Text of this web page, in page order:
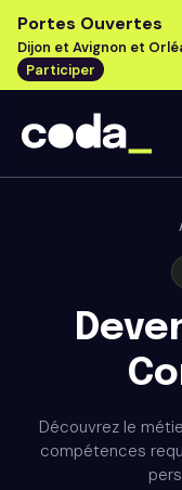
Portes Ouvertes
Dijon et Avignon et
Participer
Découvrez le
compétences